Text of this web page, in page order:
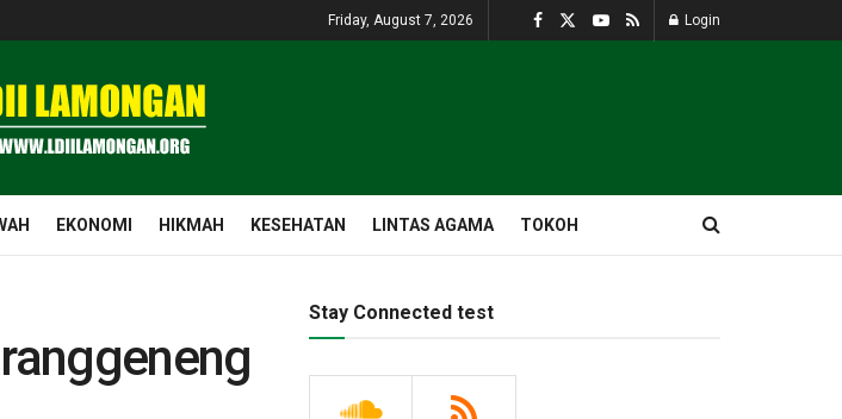
Friday, August 7, 2026 Login
EKONOMI HIKMAH KESEHATAN LINTAS AGAMA TOKOH
Stay Connected test